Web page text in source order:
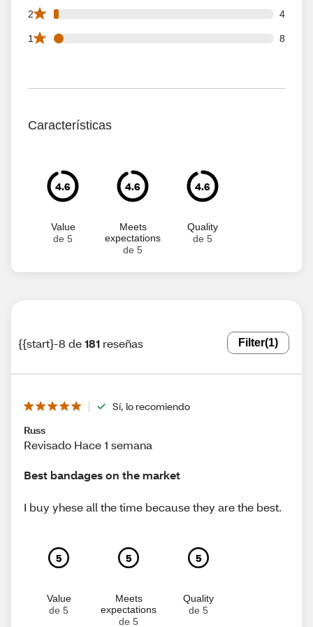
2 4
4 2 star reviews out of 181 reviews
1 8
8 1 star reviews out of 181 reviews
Características
4.6
Value
de 5
4.6
Meets
expectations
de 5
4.6
Quality
de 5
{{start}-8 de181 reseñas Filter(1)
Sí, lo recomiendo
Russ
Revisado Hace 1 semana
Best bandages on the market
I buy yhese all the time because they are the best.
5
Value
de 5
5
Meets
expectations
de 5
5
Quality
de 5